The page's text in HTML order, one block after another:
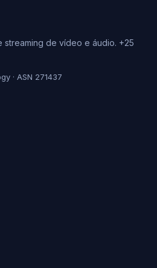
streaming de vídeo e áudio. +25
· ASN 271437